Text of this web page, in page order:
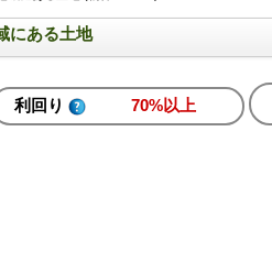
にある土地
利回り 70%以上